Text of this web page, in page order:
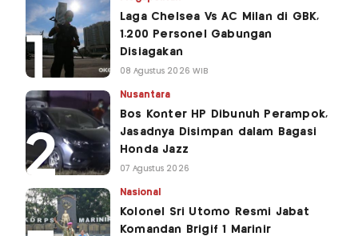
Laga Chelsea Vs AC Milan di GBK,
1.200 Personel Gabungan
Disiagakan
08 Agustus 2026 WIB
Nusantara
Bos Konter HP Dibunuh Perampok,
Jasadnya Disimpan dalam Bagasi
Honda Jazz
07 Agustus 2026
Nasional
Kolonel Sri Utomo Resmi Jabat
Komandan Brigif 1 Marinir